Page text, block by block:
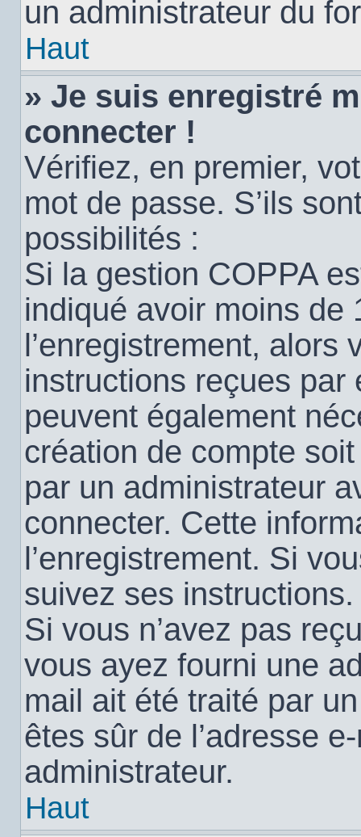
un administrateur du
Haut
» Je suis enregistré
connecter !
Vérifiez, en premier,
mot de passe. S’ils
possibilités :
Si la gestion COPPA
indiqué avoir moins de
l’enregistrement, alors
instructions reçues par
peuvent également
création de compte
par un administrateur
connecter. Cette
l’enregistrement. Si
suivez ses instructions.
Si vous n’avez pas
vous ayez fourni une
mail ait été traité par
êtes sûr de l’adresse
administrateur.
Haut